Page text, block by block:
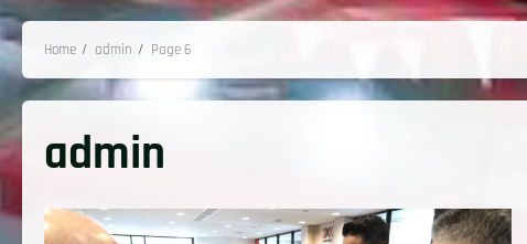
Home admin Page 6
admin